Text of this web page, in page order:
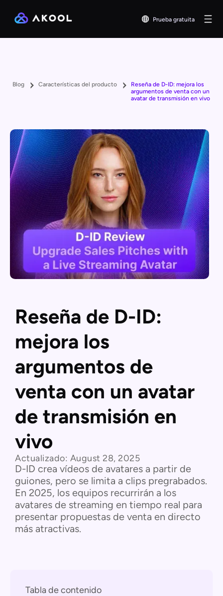
Prueba gratuita
Blog Características del producto
Reseña de D-ID: mejora los
argumentos de venta con un
avatar de transmisión en vivo
Reseña de D-ID:
mejora los
argumentos de
venta con un avatar
de transmisión en
vivo
Actualizado: August 28, 2025
D-ID crea vídeos de avatares a partir de
guiones, pero se limita a clips pregrabados.
En 2025, los equipos recurrirán a los
avatares de streaming en tiempo real para
presentar propuestas de venta en directo
más atractivas.
Tabla de contenido